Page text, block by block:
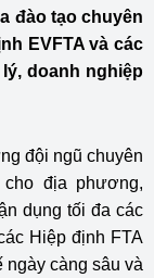
đào tạo chuyên
EVFTA và các
doanh nghiệp
đội ngũ chuyên
địa phương,
dụng tối đa các
Hiệp định FTA
ngày càng sâu và